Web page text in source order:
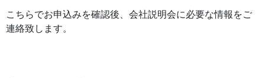
こちらでお申込みを確認後、会社説明会に必要な情報をご
連絡致します。